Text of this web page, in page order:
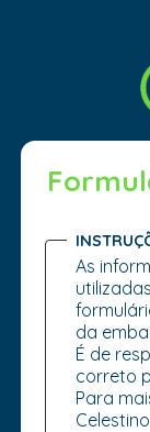
As
da
É de
correto
Para